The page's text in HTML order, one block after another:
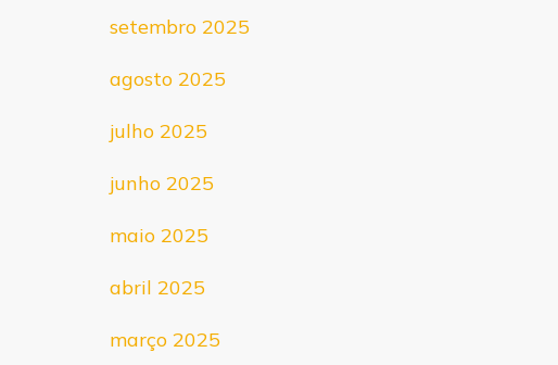
setembro 2025
agosto 2025
julho 2025
junho 2025
maio 2025
abril 2025
março 2025